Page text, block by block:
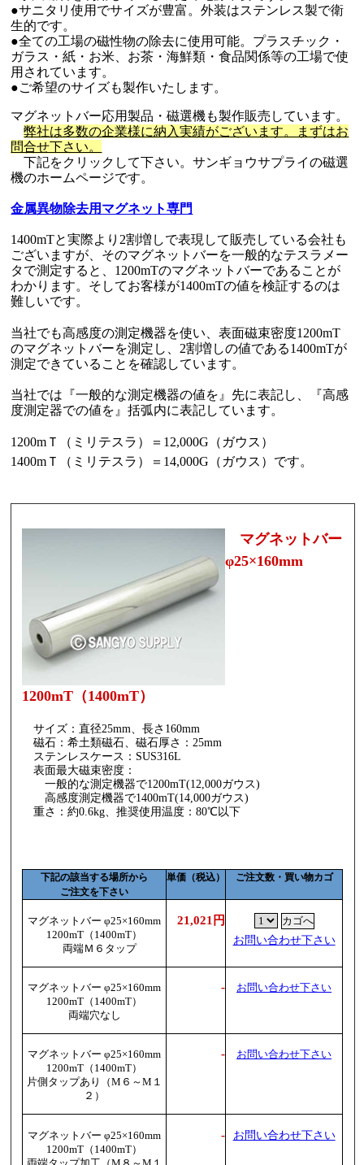
●サニタリ使用でサイズが豊富。外装はステンレス製で衛
生的です。
●全ての工場の磁性物の除去に使用可能。プラスチック・
ガラス・紙・お米、お茶・海鮮類・食品関係等の工場で使
用されています。
●ご希望のサイズも製作いたします。
マグネットバー応用製品・磁選機も製作販売しています。
弊社は多数の企業様に納入実績がございます。まずはお
問合せ下さい。
下記をクリックして下さい。サンギョウサプライの磁選
機のホームページです。
金属異物除去用マグネット専門
1400mTと実際より2割増しで表現して販売している会社も
ございますが、そのマグネットバーを一般的なテスラメー
タで測定すると、1200mTのマグネットバーであることが
わかります。そしてお客様が1400mTの値を検証するのは
難しいです。
当社でも高感度の測定機器を使い、表面磁束密度1200mT
のマグネットバーを測定し、2割増しの値である1400mTが
測定できていることを確認しています。
当社では『一般的な測定機器の値を』先に表記し、『高感
度測定器での値を』括弧内に表記しています。
1200mＴ（ミリテスラ）＝12,000G（ガウス）
1400mＴ（ミリテスラ）＝14,000G（ガウス）です。
マグネットバー
φ25×160mm
1200mT（1400mT）
サイズ：直径25mm、長さ160mm
磁石：希土類磁石、磁石厚さ：25mm
ステンレスケース：SUS316L
表面最大磁束密度：
一般的な測定機器で1200mT(12,000ガウス)
高感度測定機器で1400mT(14,000ガウス)
重さ：約0.6kg、推奨使用温度：80℃以下
下記の該当する場所から
ご注文を下さい
単価（税込） ご注文数・買い物カゴ
マグネットバー φ25×160mm
1200mT（1400mT）
両端Ｍ６タップ
21,021円
お問い合わせ下さい
マグネットバー φ25×160mm
1200mT（1400mT）
両端穴なし
- お問い合わせ下さい
マグネットバー φ25×160mm
1200mT（1400mT）
片側タップあり（M６～M１
２）
- お問い合わせ下さい
マグネットバー φ25×160mm
1200mT（1400mT）
- お問い合わせ下さい